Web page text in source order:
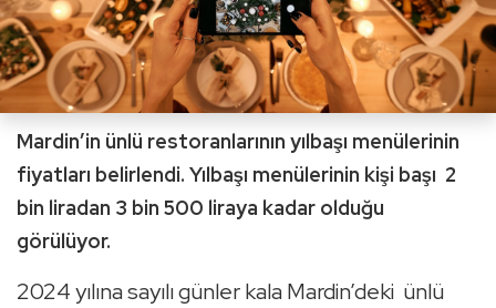
Mardin’in ünlü restoranlarının yılbaşı menülerinin
fiyatları belirlendi. Yılbaşı menülerinin kişi başı 2
bin liradan 3 bin 500 liraya kadar olduğu
görülüyor.
2024 yılına sayılı günler kala Mardin’deki ünlü